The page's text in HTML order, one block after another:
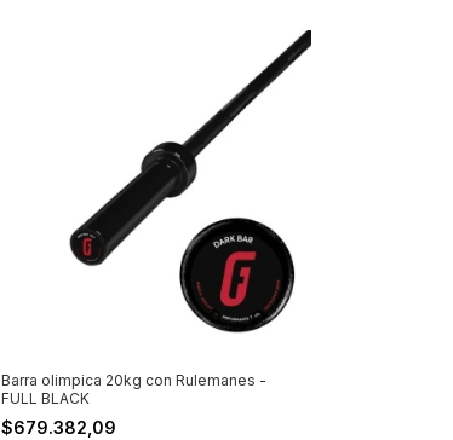
Barra olimpica 20kg con Rulemanes -
FULL BLACK
$679.382,09